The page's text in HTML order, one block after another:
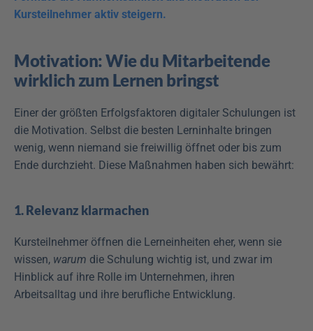
Kursteilnehmer aktiv steigern.
Motivation: Wie du Mitarbeitende
wirklich zum Lernen bringst
Einer der größten Erfolgsfaktoren digitaler Schulungen ist
die Motivation. Selbst die besten Lerninhalte bringen
wenig, wenn niemand sie freiwillig öffnet oder bis zum
Ende durchzieht. Diese Maßnahmen haben sich bewährt:
1. Relevanz klarmachen
Kursteilnehmer öffnen die Lerneinheiten eher, wenn sie
wissen, warum die Schulung wichtig ist, und zwar im
Hinblick auf ihre Rolle im Unternehmen, ihren
Arbeitsalltag und ihre berufliche Entwicklung.